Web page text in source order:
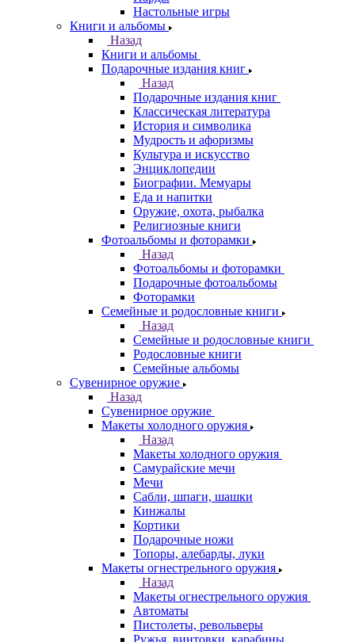
Настольные игры
Книги и альбомы
Назад
Книги и альбомы
Подарочные издания книг
Назад
Подарочные издания книг
Классическая литература
История и символика
Мудрость и афоризмы
Культура и искусство
Энциклопедии
Биографии. Мемуары
Еда и напитки
Оружие, охота, рыбалка
Религиозные книги
Фотоальбомы и фоторамки
Назад
Фотоальбомы и фоторамки
Подарочные фотоальбомы
Фоторамки
Семейные и родословные книги
Назад
Семейные и родословные книги
Родословные книги
Семейные альбомы
Сувенирное оружие
Назад
Сувенирное оружие
Макеты холодного оружия
Назад
Макеты холодного оружия
Самурайские мечи
Мечи
Сабли, шпаги, шашки
Кинжалы
Кортики
Подарочные ножи
Топоры, алебарды, луки
Макеты огнестрельного оружия
Назад
Макеты огнестрельного оружия
Автоматы
Пистолеты, револьверы
Ружья, винтовки, карабины